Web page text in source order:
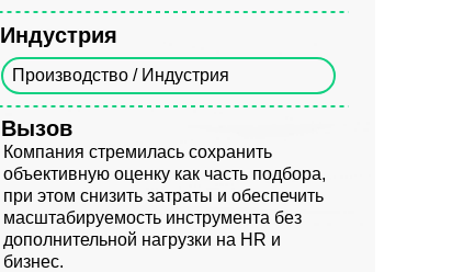
Компания стремилась сохранить
объективную оценку как часть подбора,
при этом снизить затраты и обеспечить
масштабируемость инструмента без
дополнительной нагрузки на HR и
бизнес.
Индустрия
Производство / Индустрия
Вызов